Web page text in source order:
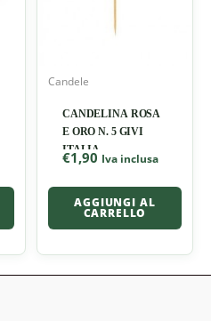
Candele
CANDELINA ROSA
E ORO N. 5 GIVI
ITALIA
€1,90 Iva inclusa
AGGIUNGI AL
CARRELLO